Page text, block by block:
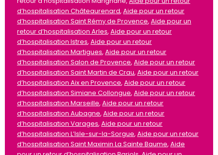
d’hospitalisation Châteaurenard, Aide pour un retour
d’hospitalisation Saint Rémy de Provence, Aide pour un
retour d’hospitalisation Arles, Aide pour un retour
d’hospitalisation Istres, Aide pour un retour
d’hospitalisation Martigues, Aide pour un retour
d’hospitalisation Salon de Provence, Aide pour un retour
d’hospitalisation Saint Martin de Crau, Aide pour un retour
d’hospitalisation Aix en Provence, Aide pour un retour
d’hospitalisation Simiane Collongue, Aide pour un retour
d’hospitalisation Marseille, Aide pour un retour
d’hospitalisation Aubagne, Aide pour un retour
d’hospitalisation Varages, Aide pour un retour
d’hospitalisation L’Isle-sur-la-Sorgue, Aide pour un retour
d’hospitalisation Saint Maximin La Sainte Baume, Aide